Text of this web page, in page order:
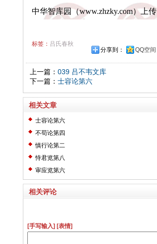
中华智库园（www.zhzky.com）上传
标签： 吕氏春秋
分享到：
QQ空间
上一篇： 039 吕不韦文库
下一篇： 士容论第六
相关文章
士容论第六
不苟论第四
慎行论第二
恃君览第八
审应览第六
相关评论
[手写输入] [表情]